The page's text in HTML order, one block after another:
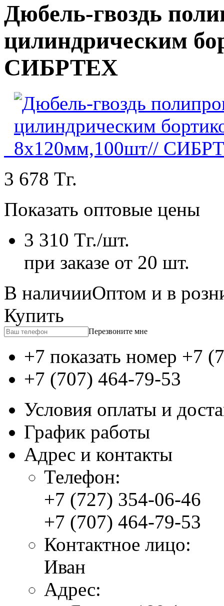
Дюбель-гвоздь
цилиндрическим
СИБРТЕХ
3 678 Тг.
Показать оптовые цены
3 310 Тг./шт.
при заказе от 20 шт.
В наличииОптом и в
Купить
Перезвоните мне
+7 показать номер +7
+7 (707) 464-79-53
Условия оплаты и
График работы
Адрес и контакты
Телефон:
+7 (727) 354-06-46
+7 (707) 464-79-53
Контактное лицо:
Иван
Адрес: